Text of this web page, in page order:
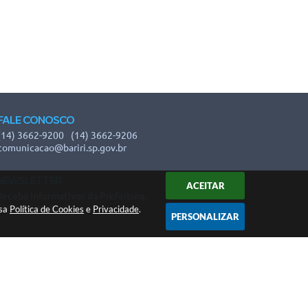
Política de Cookies e Privacidade.
ACEITAR
PERSONALIZAR
CONOSCO
3662-9200
(14) 3662-9206
se aqui!